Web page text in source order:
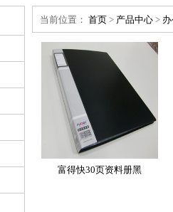
当前位置： 首页 > 产品中心 >
富得快30页资料册黑